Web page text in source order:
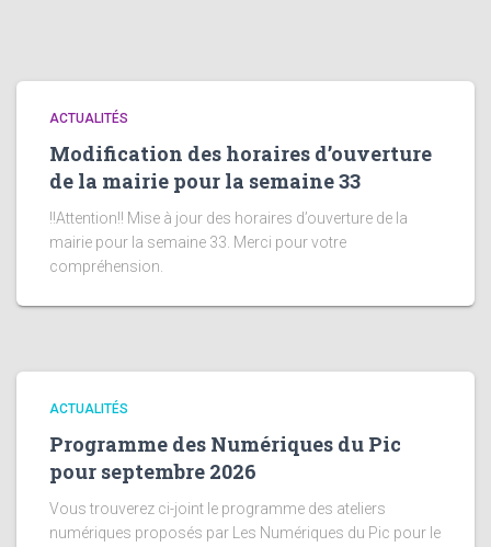
ACTUALITÉS
Modification des horaires d’ouverture
de la mairie pour la semaine 33
!!Attention!! Mise à jour des horaires d’ouverture de la
mairie pour la semaine 33. Merci pour votre
compréhension.
ACTUALITÉS
Programme des Numériques du Pic
pour septembre 2026
Vous trouverez ci-joint le programme des ateliers
numériques proposés par Les Numériques du Pic pour le